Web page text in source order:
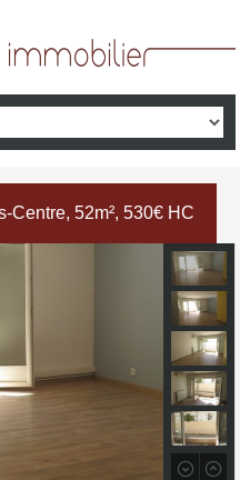
Centre, 52m², 530€ HC